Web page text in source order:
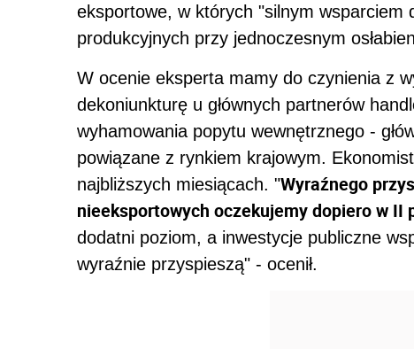
eksportowe, w których "silnym wsparciem
produkcyjnych przy jednoczesnym
W ocenie eksperta mamy do czynienia z
dekoniunkturę u głównych partnerów
wyhamowania popytu wewnętrznego -
powiązane z rynkiem krajowym.
najbliższych miesiącach. "Wyraźnego
nieeksportowych oczekujemy dopiero w II
dodatni poziom, a inwestycje publiczne
wyraźnie przyspieszą" - ocenił.